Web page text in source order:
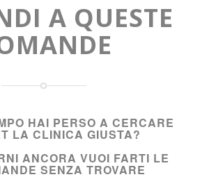
A QUESTE
HAI PERSO A CERCARE
LA CLINICA GIUSTA?
ANCORA VUOI FARTI LE
SENZA TROVARE